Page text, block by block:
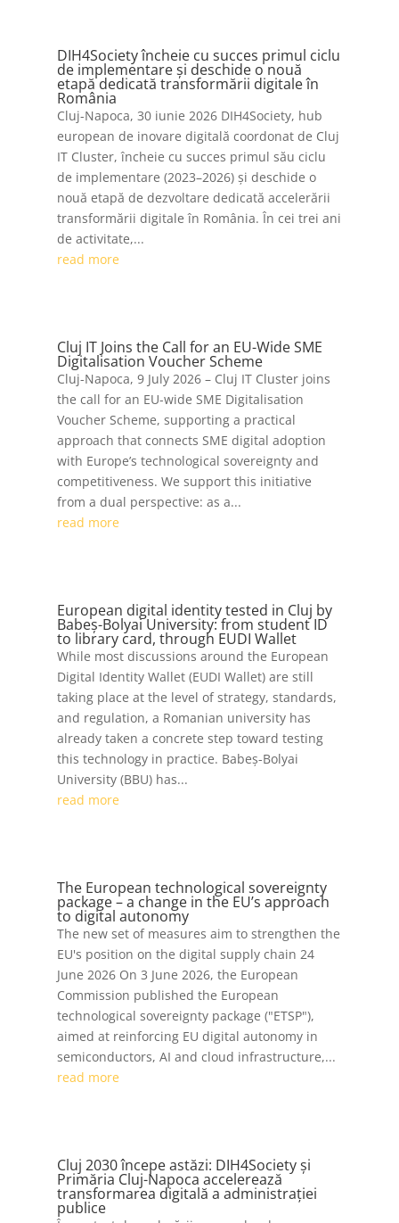
DIH4Society încheie cu succes primul ciclu
de implementare și deschide o nouă
etapă dedicată transformării digitale în
România
Cluj-Napoca, 30 iunie 2026 DIH4Society, hub
european de inovare digitală coordonat de Cluj
IT Cluster, încheie cu succes primul său ciclu
de implementare (2023–2026) și deschide o
nouă etapă de dezvoltare dedicată accelerării
transformării digitale în România. În cei trei ani
de activitate,...
read more
Cluj IT Joins the Call for an EU-Wide SME
Digitalisation Voucher Scheme
Cluj-Napoca, 9 July 2026 – Cluj IT Cluster joins
the call for an EU-wide SME Digitalisation
Voucher Scheme, supporting a practical
approach that connects SME digital adoption
with Europe’s technological sovereignty and
competitiveness. We support this initiative
from a dual perspective: as a...
read more
European digital identity tested in Cluj by
Babeș-Bolyai University: from student ID
to library card, through EUDI Wallet
While most discussions around the European
Digital Identity Wallet (EUDI Wallet) are still
taking place at the level of strategy, standards,
and regulation, a Romanian university has
already taken a concrete step toward testing
this technology in practice. Babeș-Bolyai
University (BBU) has...
read more
The European technological sovereignty
package – a change in the EU’s approach
to digital autonomy
The new set of measures aim to strengthen the
EU's position on the digital supply chain 24
June 2026 On 3 June 2026, the European
Commission published the European
technological sovereignty package ("ETSP"),
aimed at reinforcing EU digital autonomy in
semiconductors, AI and cloud infrastructure,...
read more
Cluj 2030 începe astăzi: DIH4Society și
Primăria Cluj-Napoca accelerează
transformarea digitală a administrației
publice